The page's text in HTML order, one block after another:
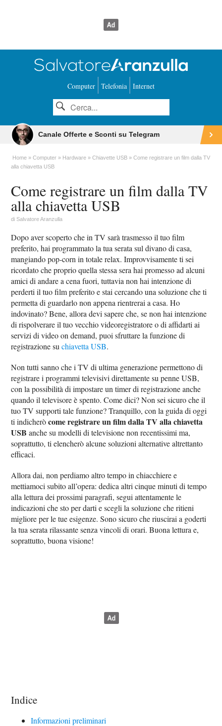
Computer Telefonia Internet
Canale Offerte e Sconti su Telegram
Home Computer Hardware Chiavette USB
Come registrare un film dalla TV
alla chiavetta USB
Come registrare un film dalla TV
alla chiavetta USB
diSalvatore Aranzulla
Dopo aver scoperto che in TV sarà trasmesso il tuo film
preferito, hai programmato la tua serata sul divano di casa,
mangiando pop-corn in totale relax. Improvvisamente ti sei
ricordato che proprio quella stessa sera hai promesso ad alcuni
amici di andare a cena fuori, tuttavia non hai intenzione di
perderti il tuo film preferito e stai cercando una soluzione che ti
permetta di guardarlo non appena rientrerai a casa. Ho
indovinato? Bene, allora devi sapere che, se non hai intenzione
di rispolverare il tuo vecchio videoregistratore o di affidarti ai
servizi di video on demand, puoi sfruttare la funzione di
registrazione suchiavetta USB.
Non tutti sanno che i TV di ultima generazione permettono di
registrare i programmi televisivi direttamente su penne USB,
con la possibilità di impostare un timer di registrazione anche
quando il televisore è spento. Come dici? Non sei sicuro che il
tuo TV supporti tale funzione? Tranquillo, con la guida di oggi
ti indicheròcome registrare un film dalla TV alla chiavetta
USB anche su modelli di televisione non recentissimi ma,
soprattutto, ti elencherò alcune soluzioni alternative altrettanto
efficaci.
Allora dai, non perdiamo altro tempo in chiacchiere e
mettiamoci subito all’opera: dedica altri cinque minuti di tempo
alla lettura dei prossimi paragrafi, segui attentamente le
indicazioni che sto per darti e scegli la soluzione che ritieni
migliore per le tue esigenze. Sono sicuro che riuscirai a goderti
la tua serata rilassante senza vincoli di orari. Buona lettura e,
soprattutto, buona visione!
Indice
Informazioni preliminari